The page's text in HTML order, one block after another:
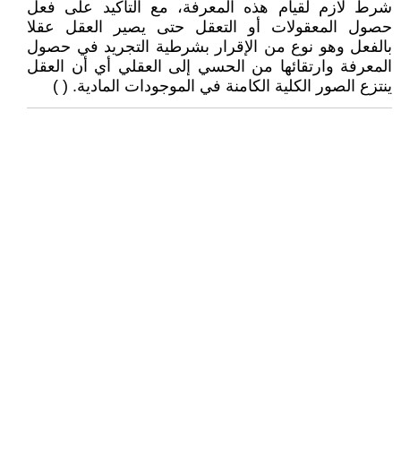
شرط لازم لقيام هذه المعرفة، مع التأكيد على فعل
حصول المعقولات أو التعقل حتى يصير العقل عقلا
بالفعل وهو نوع من الإقرار بشرطية التجريد في حصول
المعرفة وارتقائها من الحسي إلى العقلي أي أن العقل
ينتزع الصور الكلية الكامنة في الموجودات المادية. ( )